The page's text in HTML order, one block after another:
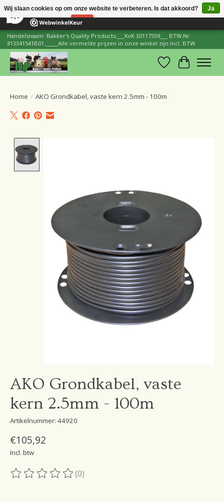
206 Reviews ×
Handelsnaam: Bakker's Quality Products.___KvK 30117559___ BTW.Nr:
813341541B01._____Alle vermelde prijzen in onze winkel zijn incl. BTW.
Verlanglijst
Home / AKO Grondkabel, vaste kern 2.5mm - 100m
AKO Grondkabel, vaste
kern 2.5mm - 100m
Artikelnummer: 44920
€105,92
Incl. btw
De beoordeling van dit product is
(0)
Wij slaan cookies op om onze website te verbeteren. Is dat akkoord?
Ja
Nee